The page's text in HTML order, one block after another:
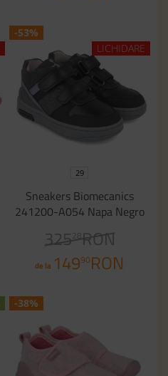
-53%
LICHIDARE
29
Sneakers Biomecanics
241200-A054 Napa Negro
32528RON
de la 14990RON
-38%